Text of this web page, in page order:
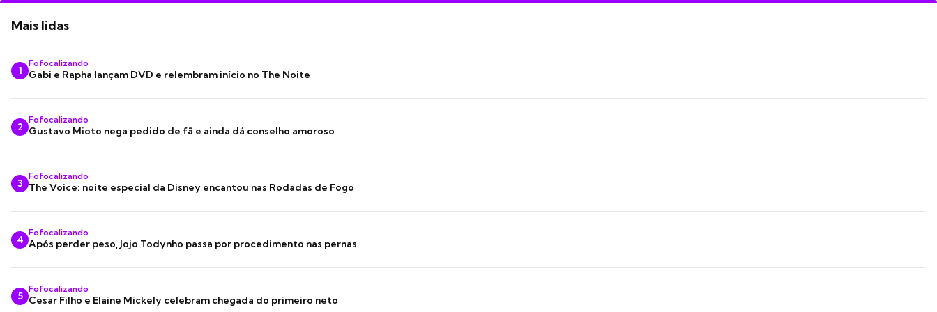
Mais lidas
1
Fofocalizando
Gabi e Rapha lançam DVD e relembram início no The Noite
2
Fofocalizando
Gustavo Mioto nega pedido de fã e ainda dá conselho amoroso
3
Fofocalizando
The Voice: noite especial da Disney encantou nas Rodadas de Fogo
4
Fofocalizando
Após perder peso, Jojo Todynho passa por procedimento nas pernas
5
Fofocalizando
Cesar Filho e Elaine Mickely celebram chegada do primeiro neto